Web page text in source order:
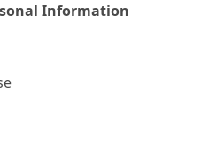
Information